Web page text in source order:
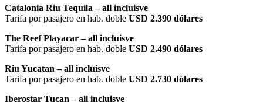
Catalonia Riu Tequila – all incluisve
Tarifa por pasajero en hab. doble USD 2.390 dólares
The Reef Playacar – all incluisve
Tarifa por pasajero en hab. doble USD 2.490 dólares
Riu Yucatan – all incluisve
Tarifa por pasajero en hab. doble USD 2.730 dólares
Iberostar Tucan – all incluisve